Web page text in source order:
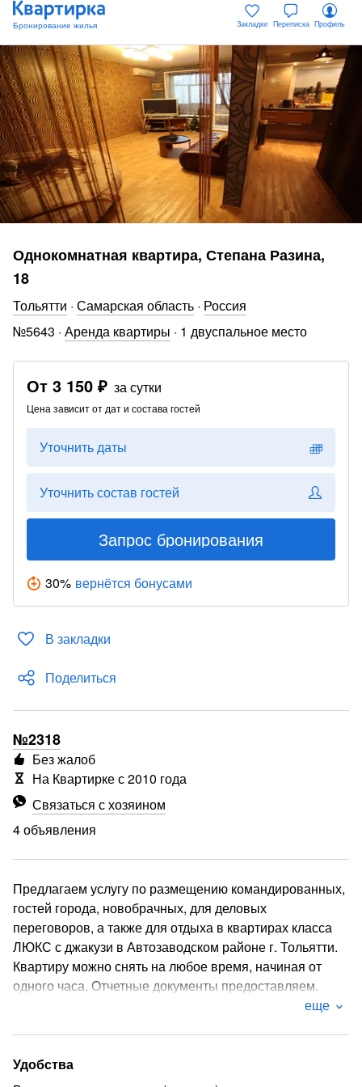
Закладки Переписка Профиль
Однокомнатная квартира, Степана Разина,
18
Тольятти · Самарская область · Россия
№5643 · Аренда квартиры · 1 двуспальное место
От 3 150 ₽ за сутки
Цена зависит от дат и состава гостей
Уточнить даты
Уточнить состав гостей
Запрос бронирования
30% вернётся бонусами
В закладки
Поделиться
№2318
Связаться с хозяином
4 объявления
Без жалоб
На Квартирке с 2010 года
Предлагаем услугу по размещению командированных,
гостей города, новобрачных, для деловых
переговоров, а также для отдыха в квартирах класса
ЛЮКС с джакузи в Автозаводском районе г. Тольятти.
Квартиру можно снять на любое время, начиная от
одного часа. Отчетные документы предоставляем.
Условия заселения:
Не более 2 человек.
Не сдается для увеселительных мероприятий
еще
Удобства